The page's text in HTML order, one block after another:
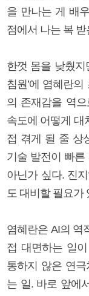
을 만나는 게 배
점에서 나는 복
한껏 몸을 낮췄지
침원’에 염혜란
의 존재감을 역
속도에 어떻게 대
접 겪게 될 줄 상
기술 발전이 빠른
아닌가 싶다. 진
도 대비할 필요가
염혜란은 AI의 역
접 대면하는 일
통하지 않은 연
는 일. 바로 앞에